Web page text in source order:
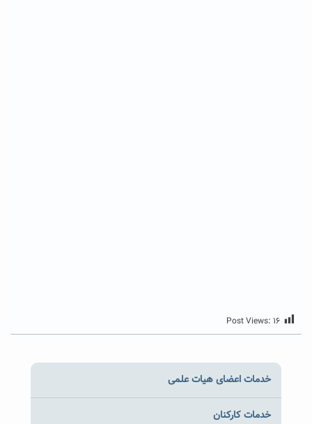
Post Views: ۱۶
خدمات اعضای هیات علمی
خدمات کارکنان